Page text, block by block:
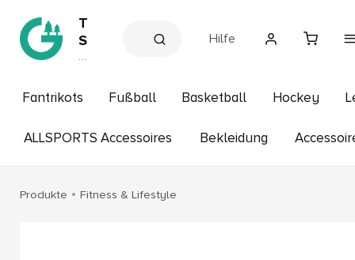
T
S
V
r
w
d
e
s
Hilfe
Fantrikots Fußball Basketball Hockey
ALLSPORTS Accessoires Bekleidung
Produkte Fitness & Lifestyle